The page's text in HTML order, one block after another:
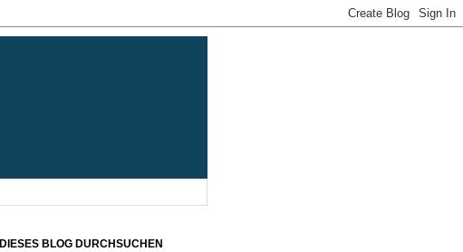
DIESES BLOG DURCHSUCHEN